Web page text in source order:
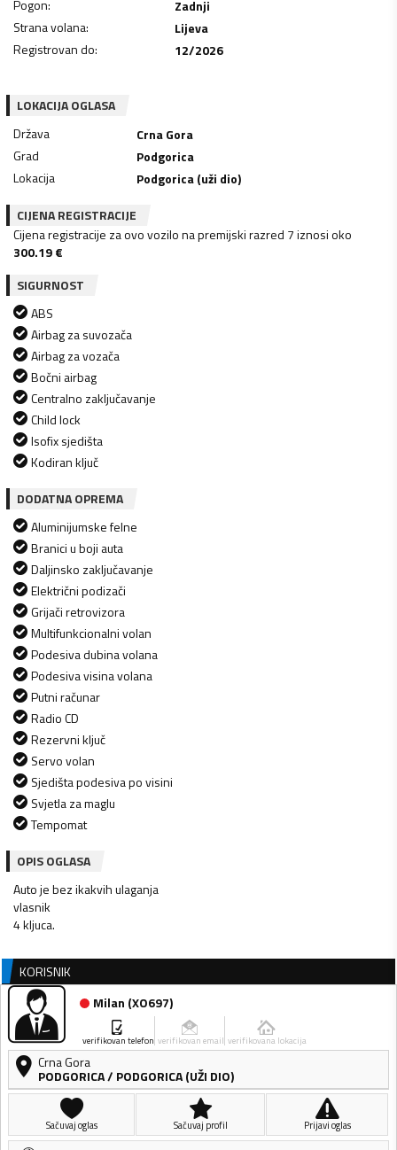
Pogon:
Zadnji
Strana volana:
Lijeva
Registrovan do: 12/2026
LOKACIJA OGLASA
Država
Crna Gora
Grad
Podgorica
Lokacija
Podgorica (uži dio)
CIJENA REGISTRACIJE
Cijena registracije za ovo vozilo na premijski razred 7 iznosi oko
300.19€
SIGURNOST
ABS
Airbag za suvozača
Airbag za vozača
Bočni airbag
Centralno zaključavanje
Child lock
Isofix sjedišta
Kodiran ključ
DODATNA OPREMA
Aluminijumske felne
Branici u boji auta
Daljinsko zaključavanje
Električni podizači
Grijači retrovizora
Multifunkcionalni volan
Podesiva dubina volana
Podesiva visina volana
Putni računar
Radio CD
Rezervni ključ
Servo volan
Sjedišta podesiva po visini
Svjetla za maglu
Tempomat
OPIS OGLASA
Auto je bez ikakvih ulaganja
vlasnik
4 kljuca.
KORISNIK
Milan (XO697)
verifikovan telefon verifikovan email verifikovana lokacija
Crna Gora
PODGORICA/ PODGORICA (UŽI DIO)
Sačuvaj oglas Sačuvaj profil Prijavi oglas